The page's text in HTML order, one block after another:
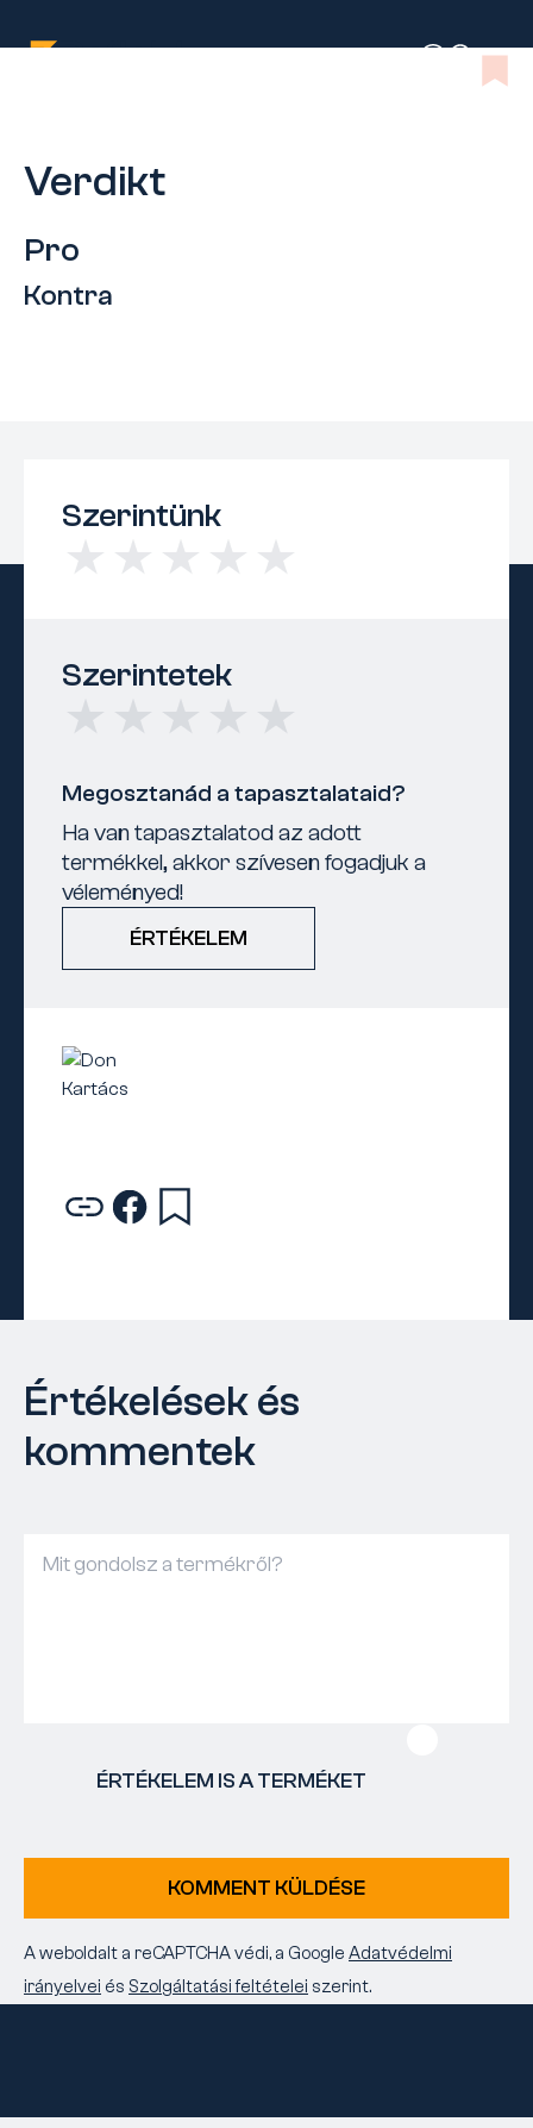
Verdikt
Pro
Kontra
Szerintünk
Szerintetek
Megosztanád a tapasztalataid?
Ha van tapasztalatod az adott
termékkel, akkor szívesen fogadjuk a
véleményed!
ÉRTÉKELEM
Értékelések és
kommentek
ÉRTÉKELEM IS A TERMÉKET
KOMMENT KÜLDÉSE
A weboldalt a reCAPTCHA védi, a Google Adatvédelmi
irányelvei és Szolgáltatási feltételei szerint.